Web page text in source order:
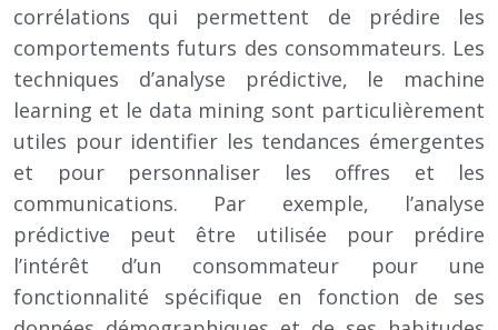
corrélations qui permettent de prédire les
comportements futurs des consommateurs. Les
techniques d’analyse prédictive, le machine
learning et le data mining sont particulièrement
utiles pour identifier les tendances émergentes
et pour personnaliser les offres et les
communications. Par exemple, l’analyse
prédictive peut être utilisée pour prédire
l’intérêt d’un consommateur pour une
fonctionnalité spécifique en fonction de ses